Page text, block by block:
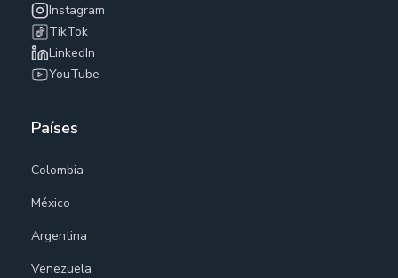
Instagram
TikTok
LinkedIn
YouTube
Países
Colombia
México
Argentina
Venezuela